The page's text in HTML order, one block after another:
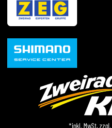
*inkl. MwSt, zzgl.